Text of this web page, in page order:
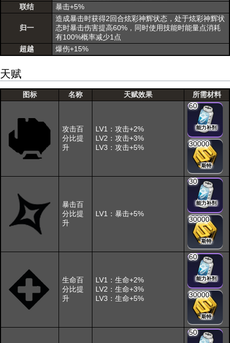
联结
暴击+5%
归一
造成暴击时获得2回合炫彩神辉状态，处于炫彩神辉状
态时暴击伤害提高60%，同时使用技能时能量点消耗
有100%概率减少1点
超越
爆伤+15%
天赋
图标 名称 天赋效果 所需材料
攻击百
分比提
升
LV1：攻击+2%
LV2：攻击+3%
LV3：攻击+5%
60
能力补剂
30000
斯特
暴击百
分比提
升
LV1：暴击+5%
30
能力补剂
30000
斯特
生命百
分比提
升
LV1：生命+2%
LV2：生命+3%
LV3：生命+5%
60
能力补剂
30000
斯特
50